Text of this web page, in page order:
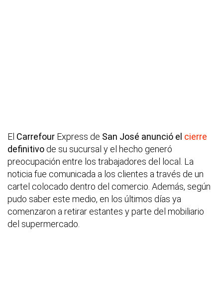
El Carrefour Express de San José anunció el cierre
definitivo de su sucursal y el hecho generó
preocupación entre los trabajadores del local. La
noticia fue comunicada a los clientes a través de un
cartel colocado dentro del comercio. Además, según
pudo saber este medio, en los últimos días ya
comenzaron a retirar estantes y parte del mobiliario
del supermercado.